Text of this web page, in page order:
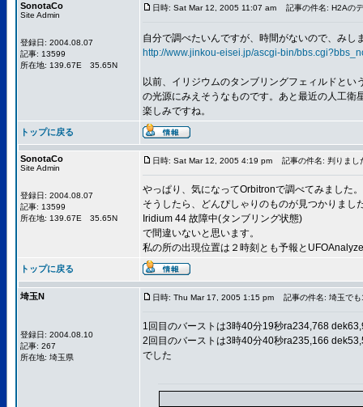
SonotaCo
Site Admin
登録日: 2004.08.07
記事: 13599
所在地: 139.67E 35.65N
日時: Sat Mar 12, 2005 11:07 am 記事の件名: H2Aの
自分で調べたいんですが、時間がないので、み
http://www.jinkou-eisei.jp/ascgi-bin/
以前、イリジウムのタンブリングフェィルドと
の光源にみえそうなものです。あと最近の人工
楽しみですね。
トップに戻る
SonotaCo
Site Admin
登録日: 2004.08.07
記事: 13599
所在地: 139.67E 35.65N
日時: Sat Mar 12, 2005 4:19 pm 記事の件名: 判りまし
やっぱり、気になってOrbitronで調べてみました。
そうしたら、どんぴしゃりのものが見つかりまし
Iridium 44 故障中(タンブリング状態)
で間違いないと思います。
私の所の出現位置は２時刻とも予報と
トップに戻る
埼玉N
登録日: 2004.08.10
記事: 267
所在地: 埼玉県
日時: Thu Mar 17, 2005 1:15 pm 記事の件名: 埼玉で
1回目のバーストは3時40分19秒ra234,768
2回目のバーストは3時40分40秒ra235,166
でした